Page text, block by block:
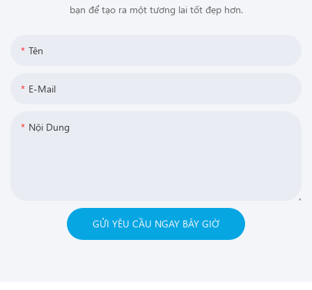
bạn để tạo ra một tương lai tốt đẹp hơn.
Tên
E-Mail
Nội Dung
GỬI YÊU CẦU NGAY BÂY GIỜ